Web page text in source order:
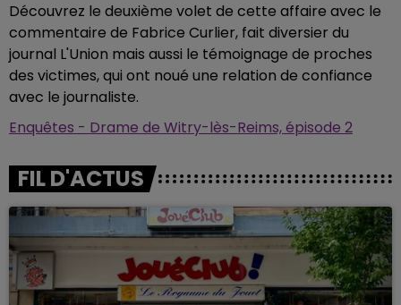
Découvrez le deuxième volet de cette affaire avec le
commentaire de Fabrice Curlier, fait diversier du
journal L'Union mais aussi le témoignage de proches
des victimes, qui ont noué une relation de confiance
avec le journaliste.
Enquêtes - Drame de Witry-lès-Reims, épisode 2
FIL D'ACTUS